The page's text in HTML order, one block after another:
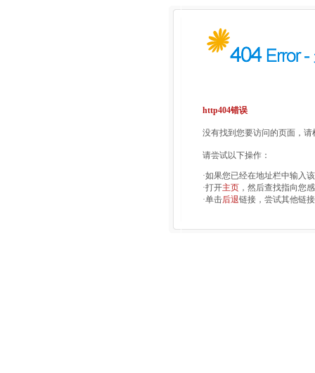
http404错误
没有找到您要访问的页面，
请尝试以下操作：
·如果您已经在地址栏中输入
·打开主页 ，然后查找指向您
·单击后退链接，尝试其他链